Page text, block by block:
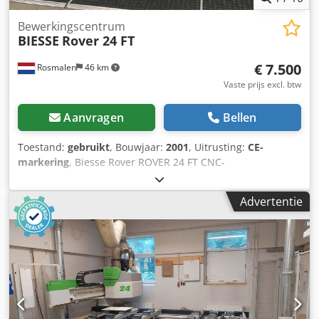
Rosmalen 46 km
Bewerkingscentrum
BIESSE Rover 24 FT
€ 7.500
Vaste prijs excl. btw
Aanvragen Bellen
Toestand: gebruikt, Bouwjaar: 2001, Uitrusting: CE-
markering, Biesse Rover ROVER 24 FT CNC-
bewerkingscentrum Beschrijving Het werkoppervlak
bestaat uit een roosterplaat die is opgebouwd uit twee
fenolplaten met een afmeting van 1540 x 1250 mm die aan
elkaar gekoppeld kunnen worden. De roosterplaat heeft
een raster van 30 mm en vacuümopeningen van 9 mm in
een raster van 150 mm in de X- en Y-richting. De
roosterplaat is uitgerust met 6 pneumatische
nulpuntklemmen aan de achterkant en 1 aan de linker- en
rechterzijde. Crjdpfx Aszqtztjamsf • Het werkbereik van de
machine is 3100 x 1300 x 155 mm. (Z-slag 250 mm) • De
Advertentie